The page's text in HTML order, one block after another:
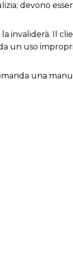
devono
invaliderà. Il
un uso
una